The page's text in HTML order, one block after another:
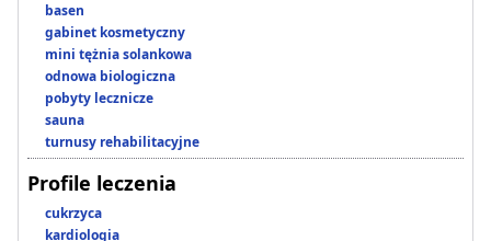
basen
gabinet kosmetyczny
mini tężnia solankowa
odnowa biologiczna
pobyty lecznicze
sauna
turnusy rehabilitacyjne
Profile leczenia
cukrzyca
kardiologia